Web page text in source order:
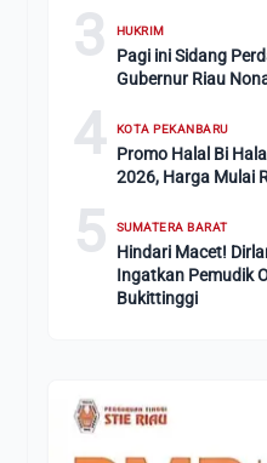
3 HUKRIM
Pagi ini Sidang
Gubernur Riau
4 KOTA PEKANBARU
Promo Halal Bi
2026, Harga Mulai
5 SUMATERA BARAT
Hindari Macet!
Ingatkan Pemudik
Bukittinggi